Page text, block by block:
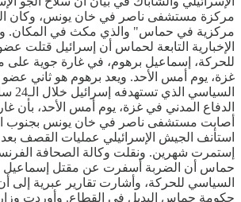
مركزة مستشفى ناصر في خان يونس، وكان
مركزية في حماس" والذي مكث في المكان.
الإخبارية التابعة لحماس أن إسرائيل قتلت
للحركة، إسماعيل برهوم، في غارة جوية
غزة، يوم أمس الأحد. ويعد برهوم هو ثاني
الدفاع المدني في غزة، يوم أمس الأحد، بأن
أصابت مستشفى ناصر في خان يونس بجنوب
استأنف الجيش الإسرائيلي عمليات القصف
إستمرت شهرين. ونقلت وكالة الصحافة
حماس أن الضربة أسفرت عن مقتل إسماعيل
السياسي للحركة، وأشارت تقارير عبرية إلى
حكومة حماس البديل في القطاع. وأوردت